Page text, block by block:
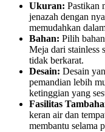
Ukuran: Pastikan
jenazah dengan
memudahkan
Bahan: Pilih
Meja dari stainless
tidak berkarat.
Desain: Desain
pemandian lebih
ketinggian yang
Fasilitas
keran air dan
membantu selama